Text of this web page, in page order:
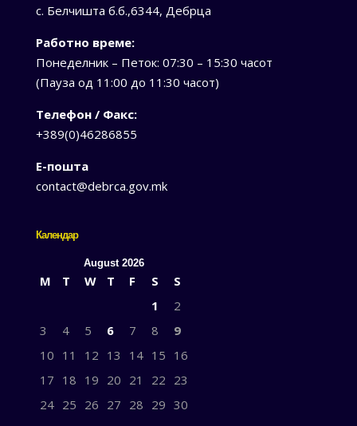
с. Белчишта б.б.,6344, Дебрца
Работно време:
Понеделник – Петок: 07:30 – 15:30 часот
(Пауза од 11:00 до 11:30 часот)
Телефон / Факс:
+389(0)46286855
Е-пошта
contact@debrca.gov.mk
Календар
August 2026
M T W T F S
S
1
2
3
4 5 6 7 8
9
10 11 12 13 14 15 16
17 18 19 20 21 22 23
24 25 26 27 28 29 30